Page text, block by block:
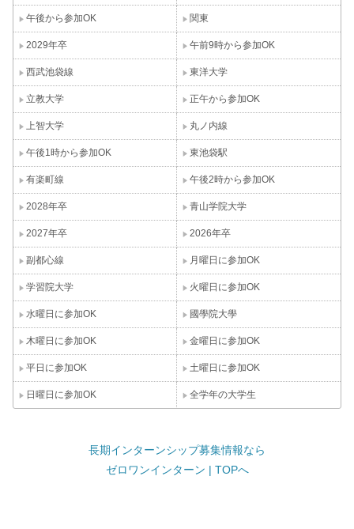
午後から参加OK 関東
2029年卒 午前9時から参加OK
西武池袋線 東洋大学
立教大学 正午から参加OK
上智大学 丸ノ内線
午後1時から参加OK 東池袋駅
有楽町線 午後2時から参加OK
2028年卒 青山学院大学
2027年卒 2026年卒
副都心線 月曜日に参加OK
学習院大学 火曜日に参加OK
水曜日に参加OK 國學院大學
木曜日に参加OK 金曜日に参加OK
平日に参加OK 土曜日に参加OK
日曜日に参加OK 全学年の大学生
長期インターンシップ募集情報なら
ゼロワンインターン | TOPへ